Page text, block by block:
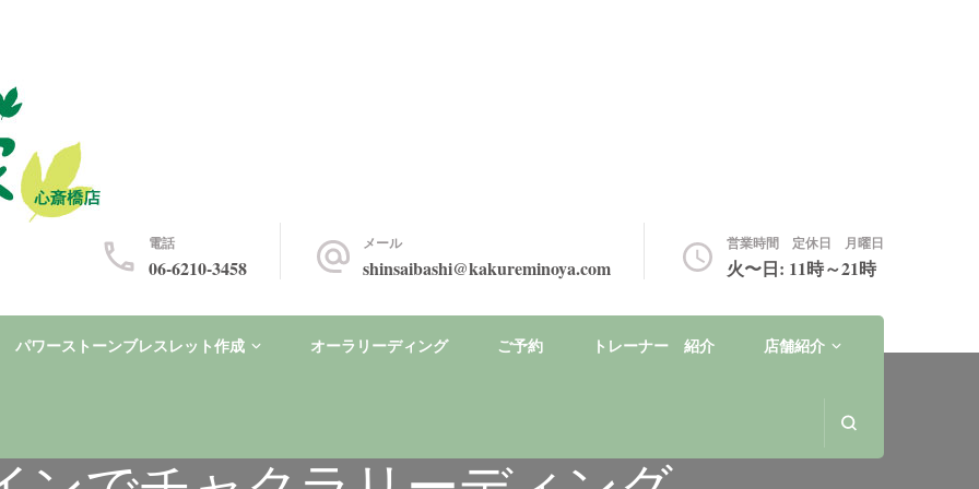
想・ヒ
電話
06-6210-3458
メール
shinsaibashi@kakureminoya.com
営業時間 定休日 月曜日
火〜日: 11時～21時
パワーストーンブレスレット作成 オーラリーディング ご予約 トレーナー 紹介 店舗紹介